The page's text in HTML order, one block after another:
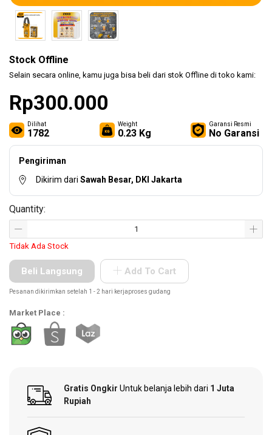
Stock Offline
Selain secara online, kamu juga bisa beli dari stok Offline di toko kami:
Rp300.000
Dilihat
1782
Weight
0.23 Kg
Garansi Resmi
No Garansi
Pengiriman
Dikirim dari Sawah Besar, DKI Jakarta
Quantity:
Tidak Ada Stock
Beli Langsung Add To Cart
Pesanan dikirimkan setelah 1 - 2 hari kerjaproses gudang
Market Place :
Gratis Ongkir Untuk belanja lebih dari 1 Juta
Rupiah
Power
Tools
Accessories
Other
Tools
Hardware
Tools
Cordless
Tools
Welding
Machines
Garden
Tools